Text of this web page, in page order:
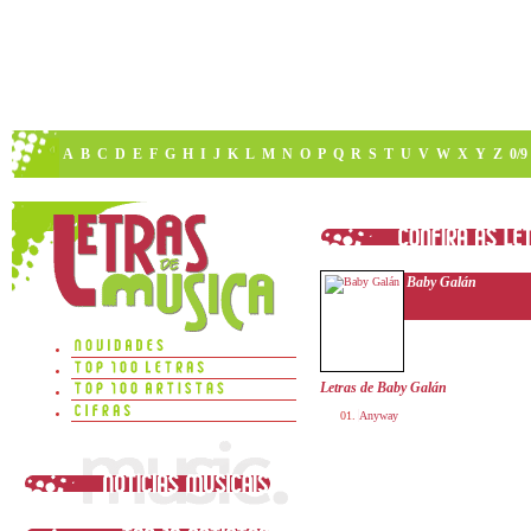
A B C D E F G H I J K L M N O P Q R S T U V W X Y Z 0/9
Baby Galán
Letras de Baby Galán
Anyway